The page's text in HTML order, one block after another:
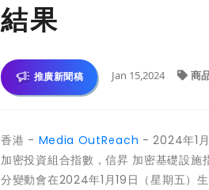
結果
推廣新聞稿 Jan 15,2024 商
香港 - Media OutReach - 2024年1
加密投資組合指數，信昇 加密基礎設
分變動會在2024年1月19日（星期五）